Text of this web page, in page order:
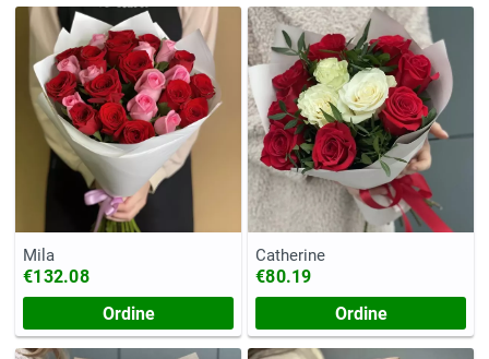
Mila
€132.08
Ordine
Catherine
€80.19
Ordine